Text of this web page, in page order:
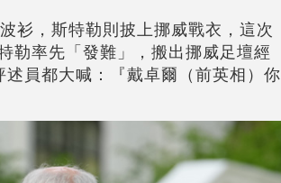
衫，斯特勒則披上挪威戰衣，這次
勒率先「發難」，搬出挪威足壇經
員都大喊：『戴卓爾（前英相）你